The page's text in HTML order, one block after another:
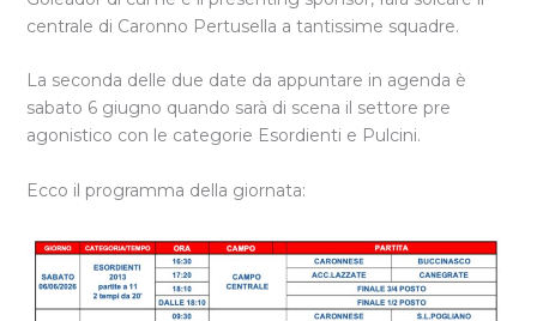
centrale di Caronno Pertusella a tantissime squadre.
La seconda delle due date da appuntare in agenda è
sabato 6 giugno quando sarà di scena il settore pre
agonistico con le categorie Esordienti e Pulcini.
Ecco il programma della giornata: